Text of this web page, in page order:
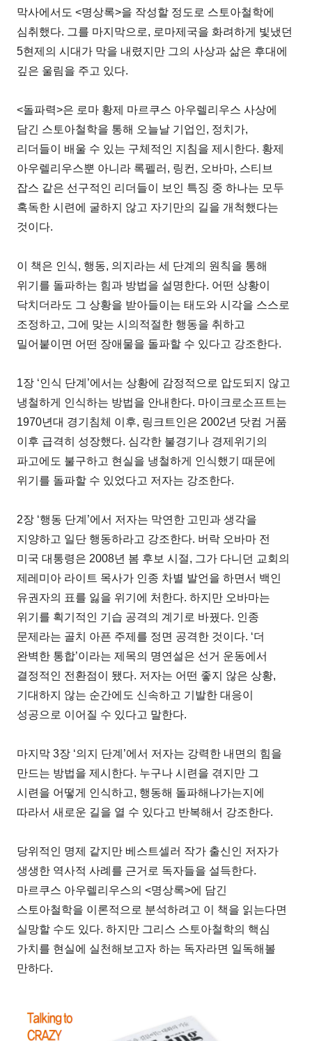
막사에서도 <명상록>을 작성할 정도로 스토아철학에
심취했다. 그를 마지막으로, 로마제국을 화려하게 빛냈던
5현제의 시대가 막을 내렸지만 그의 사상과 삶은 후대에
깊은 울림을 주고 있다.
<돌파력>은 로마 황제 마르쿠스 아우렐리우스 사상에
담긴 스토아철학을 통해 오늘날 기업인, 정치가,
리더들이 배울 수 있는 구체적인 지침을 제시한다. 황제
아우렐리우스뿐 아니라 록펠러, 링컨, 오바마, 스티브
잡스 같은 선구적인 리더들이 보인 특징 중 하나는 모두
혹독한 시련에 굴하지 않고 자기만의 길을 개척했다는
것이다.
이 책은 인식, 행동, 의지라는 세 단계의 원칙을 통해
위기를 돌파하는 힘과 방법을 설명한다. 어떤 상황이
닥치더라도 그 상황을 받아들이는 태도와 시각을 스스로
조정하고, 그에 맞는 시의적절한 행동을 취하고
밀어붙이면 어떤 장애물을 돌파할 수 있다고 강조한다.
1장 ‘인식 단계’에서는 상황에 감정적으로 압도되지 않고
냉철하게 인식하는 방법을 안내한다. 마이크로소프트는
1970년대 경기침체 이후, 링크트인은 2002년 닷컴 거품
이후 급격히 성장했다. 심각한 불경기나 경제위기의
파고에도 불구하고 현실을 냉철하게 인식했기 때문에
위기를 돌파할 수 있었다고 저자는 강조한다.
2장 ‘행동 단계’에서 저자는 막연한 고민과 생각을
지양하고 일단 행동하라고 강조한다. 버락 오바마 전
미국 대통령은 2008년 봄 후보 시절, 그가 다니던 교회의
제레미아 라이트 목사가 인종 차별 발언을 하면서 백인
유권자의 표를 잃을 위기에 처한다. 하지만 오바마는
위기를 획기적인 기습 공격의 계기로 바꿨다. 인종
문제라는 골치 아픈 주제를 정면 공격한 것이다. ‘더
완벽한 통합’이라는 제목의 명연설은 선거 운동에서
결정적인 전환점이 됐다. 저자는 어떤 좋지 않은 상황,
기대하지 않는 순간에도 신속하고 기발한 대응이
성공으로 이어질 수 있다고 말한다.
마지막 3장 ‘의지 단계’에서 저자는 강력한 내면의 힘을
만드는 방법을 제시한다. 누구나 시련을 겪지만 그
시련을 어떻게 인식하고, 행동해 돌파해나가는지에
따라서 새로운 길을 열 수 있다고 반복해서 강조한다.
당위적인 명제 같지만 베스트셀러 작가 출신인 저자가
생생한 역사적 사례를 근거로 독자들을 설득한다.
마르쿠스 아우렐리우스의 <명상록>에 담긴
스토아철학을 이론적으로 분석하려고 이 책을 읽는다면
실망할 수도 있다. 하지만 그리스 스토아철학의 핵심
가치를 현실에 실천해보고자 하는 독자라면 일독해볼
만하다.